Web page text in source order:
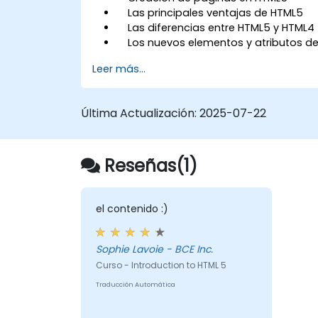
Las principales ventajas de HTML5
Las diferencias entre HTML5 y HTML4
Los nuevos elementos y atributos
Manejo de medios de audio y video
en HTML5
Web Storage para aplicaciones sin
Leer más...
Última Actualización: 2025-07-22
Reseñas(1)
el contenido :)
Sophie Lavoie - BCE Inc.
Curso - Introduction to HTML 5
Traducción Automática